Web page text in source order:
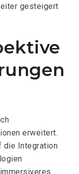
gesteigert
erweitert.
die Integration